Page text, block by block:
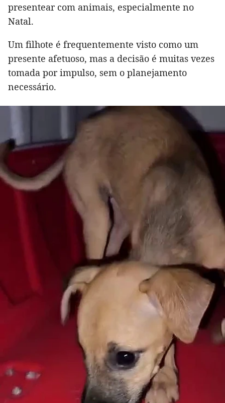
presentear com animais, especialmente no
Natal.
Um filhote é frequentemente visto como um
presente afetuoso, mas a decisão é muitas vezes
tomada por impulso, sem o planejamento
necessário.